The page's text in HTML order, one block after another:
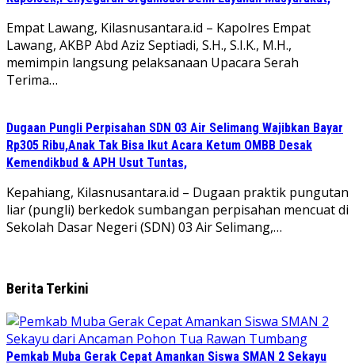
Empat Lawang, Kilasnusantara.id – Kapolres Empat
Lawang, AKBP Abd Aziz Septiadi, S.H., S.I.K., M.H.,
memimpin langsung pelaksanaan Upacara Serah
Terima…
Dugaan Pungli Perpisahan SDN 03 Air Selimang Wajibkan Bayar
Rp305 Ribu,Anak Tak Bisa Ikut Acara Ketum OMBB Desak
Kemendikbud & APH Usut Tuntas,
Kepahiang, Kilasnusantara.id – Dugaan praktik pungutan
liar (pungli) berkedok sumbangan perpisahan mencuat di
Sekolah Dasar Negeri (SDN) 03 Air Selimang,…
Berita Terkini
Pemkab Muba Gerak Cepat Amankan Siswa SMAN 2 Sekayu